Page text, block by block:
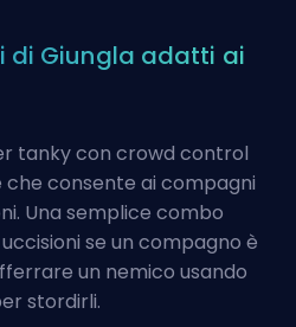
di Giungla adatti ai
tanky con crowd control
consente ai compagni
Una semplice combo
se un compagno è
un nemico usando
stordirli.